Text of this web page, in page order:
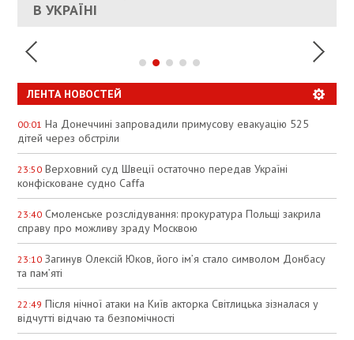
УКРАИНЕ
В УКРАЇНІ
СПЕКУЛЯЦІЇ
ЛЕНТА НОВОСТЕЙ
00:01 На Донеччині запровадили примусову евакуацію 525
дітей через обстріли
23:50 Верховний суд Швеції остаточно передав Україні
конфісковане судно Caffa
23:40 Смоленське розслідування: прокуратура Польщі закрила
справу про можливу зраду Москвою
23:10 Загинув Олексій Юков, його ім’я стало символом Донбасу
та пам’яті
22:49 Після нічної атаки на Київ акторка Світлицька зізналася у
відчутті відчаю та безпомічності